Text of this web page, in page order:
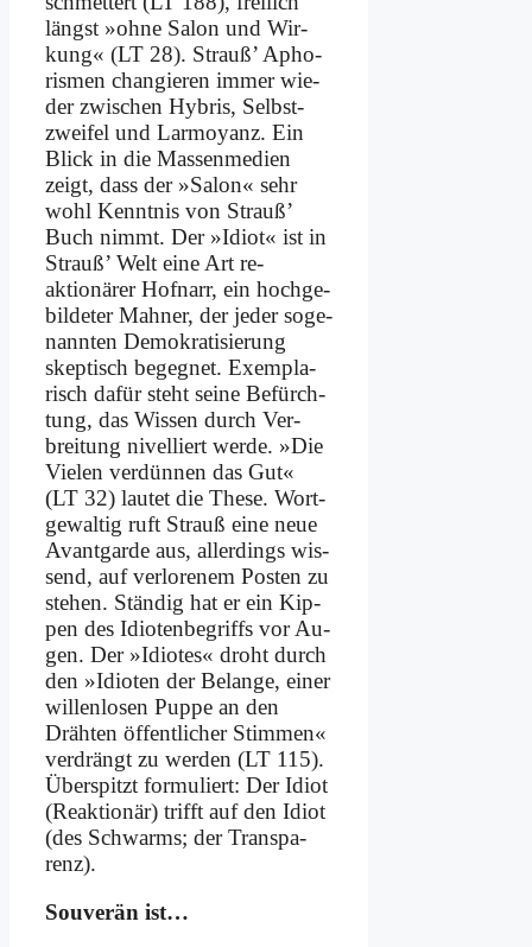
längst »oh­ne Sa­lon und Wir­
kung« (LT 28). Strauß’ Apho­
ris­men chan­gie­ren im­mer wie­
der zwi­schen Hy­bris, Selbst­
zwei­fel und Lar­moy­anz. Ein
Blick in die Mas­sen­me­di­en
zeigt, dass der »Sa­lon« sehr
wohl Kennt­nis von Strauß’
Buch nimmt. Der »Idi­ot« ist in
Strauß’ Welt ei­ne Art re­
aktionärer Hof­narr, ein hoch­ge­
bil­de­ter Mah­ner, der je­der so­ge­
nann­ten De­mo­kra­ti­sie­rung
skep­tisch be­geg­net. Ex­em­pla­
risch da­für steht sei­ne Be­fürch­
tung, das Wis­sen durch Ver­
brei­tung ni­vel­liert wer­de. »Die
Vie­len ver­dünnen das Gut«
(LT 32) lau­tet die The­se. Wort­
ge­wal­tig ruft Strauß ei­ne neue
Avant­gar­de aus, al­ler­dings wis­
send, auf ver­lo­re­nem Po­sten zu
ste­hen. Stän­dig hat er ein Kip­
pen des Idio­ten­be­griffs vor Au­
gen. Der »Idio­tes« droht durch
den »Idio­ten der Be­lan­ge, ei­ner
wil­len­lo­sen Pup­pe an den
Dräh­ten öf­fent­li­cher Stim­men«
ver­drängt zu wer­den (LT 115).
Über­spitzt for­mu­liert: Der Idi­ot
(Re­ak­tio­när) trifft auf den Idi­ot
(des Schwarms; der Trans­pa­
renz).
Sou­ve­rän ist…